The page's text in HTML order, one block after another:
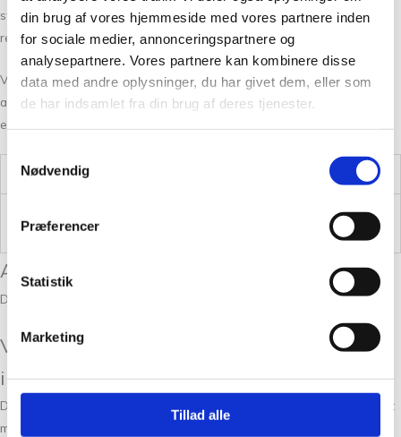
din brug af vores hjemmeside med vores partnere inden
for sociale medier, annonceringspartnere og
analysepartnere. Vores partnere kan kombinere disse
data med andre oplysninger, du har givet dem, eller som
de har indsamlet fra din brug af deres tjenester.
Samtykkevalg
Nødvendig
Præferencer
Statistik
Marketing
Tillad alle
strikkefastheden. Jo mere nøjagtigt du følger opskriften, desto bedre
resultat vil du kunne opnå.
Vi leverer desuden opskrifter til hele landet, hvorfor det ikke er
afgørende, hvor du er bosat henne. Skulle alligevel have spørgsmål
eller mangler rådgivning, er vi ikke længere end et kald væk.
Anmeldelser
Der er endnu ikke nogle anmeldelser.
Vær den første til at anmelde “Håndklæder
i Havblik”
Din e-mailadresse vil ikke blive publiceret.
Krævede felter er markeret
med